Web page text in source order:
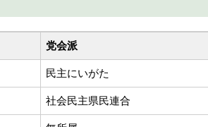
党会派
民主にいがた
社会民主県民連合